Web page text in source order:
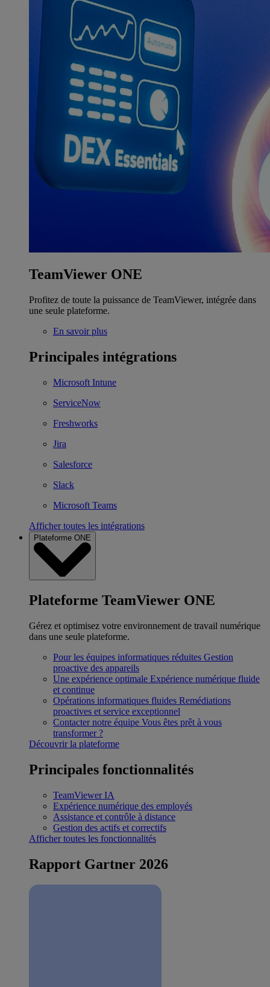
TeamViewer ONE
Profitez de toute la puissance de TeamViewer, intégrée dans
une seule plateforme.
En savoir plus
Principales intégrations
Microsoft Intune
ServiceNow
Freshworks
Jira
Salesforce
Slack
Microsoft Teams
Afficher toutes les intégrations
Plateforme ONE
Plateforme TeamViewer ONE
Gérez et optimisez votre environnement de travail numérique
dans une seule plateforme.
Pour les équipes informatiques réduites Gestion
proactive des appareils
Une expérience optimale Expérience numérique fluide
et continue
Opérations informatiques fluides Remédiations
proactives et service exceptionnel
Contacter notre équipe Vous êtes prêt à vous
transformer ?
Découvrir la plateforme
Principales fonctionnalités
TeamViewer IA
Expérience numérique des employés
Assistance et contrôle à distance
Gestion des actifs et correctifs
Afficher toutes les fonctionnalités
Rapport Gartner 2026